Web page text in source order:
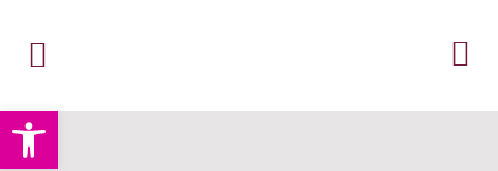
Abrir barra de herramientas